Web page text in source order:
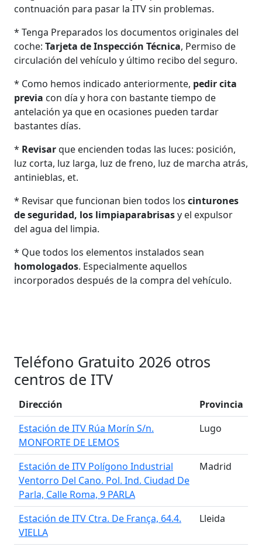
contnuación para pasar la ITV sin problemas.
* Tenga Preparados los documentos originales del
coche: Tarjeta de Inspección Técnica, Permiso de
circulación del vehículo y último recibo del seguro.
* Como hemos indicado anteriormente, pedir cita
previa con día y hora con bastante tiempo de
antelación ya que en ocasiones pueden tardar
bastantes días.
* Revisarque encienden todas las luces: posición,
luz corta, luz larga, luz de freno, luz de marcha atrás,
antinieblas, et.
* Revisar que funcionan bien todos los cinturones
de seguridad, los limpiaparabrisasy el expulsor
del agua del limpia.
* Que todos los elementos instalados sean
homologados. Especialmente aquellos
incorporados después de la compra del vehículo.
Teléfono Gratuito 2026 otros
centros de ITV
Dirección
Provincia
Estación de ITV Rúa Morín S/n.
MONFORTE DE LEMOS
Lugo
Estación de ITV Polígono Industrial
Ventorro Del Cano. Pol. Ind. Ciudad De
Parla, Calle Roma, 9 PARLA
Madrid
Estación de ITV Ctra. De França, 64.4.
VIELLA
Lleida